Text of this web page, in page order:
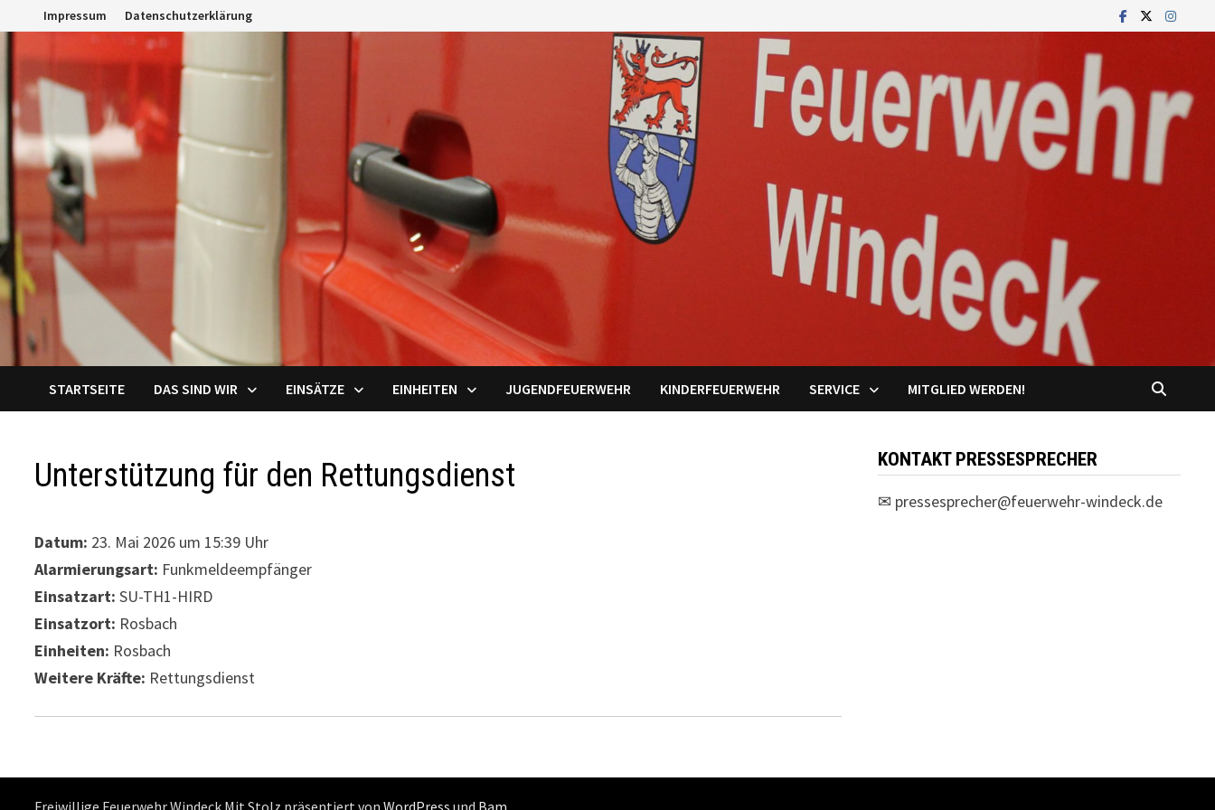
Inhalt
springen
Impressum Datenschutzerklärung
STARTSEITE DAS SIND WIR EINSÄTZE EINHEITEN JUGENDFEUERWEHR KINDERFEUERWEHR SERVICE MITGLIED WERDEN!
Unterstützung für den Rettungsdienst
Datum: 23. Mai 2026 um 15:39 Uhr
Alarmierungsart: Funkmeldeempfänger
Einsatzart: SU-TH1-HIRD
Einsatzort: Rosbach
Einheiten: Rosbach
Weitere Kräfte: Rettungsdienst
KONTAKT PRESSESPRECHER
✉ pressesprecher@feuerwehr-windeck.de
Freiwillige Feuerwehr Windeck Mit Stolz präsentiert vonWordPress und Bam